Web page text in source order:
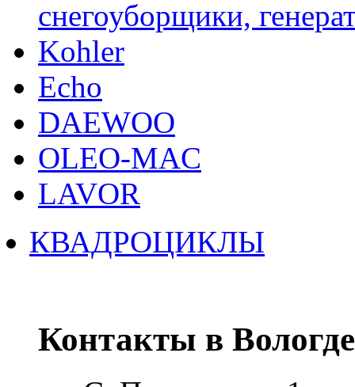
снегоуборщики,
Kohler
Echo
DAEWOO
OLEO-MAC
LAVOR
КВАДРОЦИКЛЫ
Контакты в Вологде